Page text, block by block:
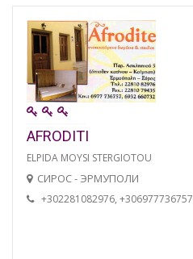
AFRODITI
ELPIDA MOYSI STERGIOTOU
СИРОС - ЭРМУПОЛИ
+302281082976, +306977736757